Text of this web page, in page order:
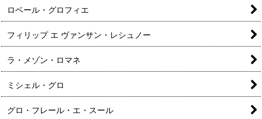
ロベール・グロフィエ
フィリップ エ ヴァンサン・レシュノー
ラ・メゾン・ロマネ
ミシェル・グロ
グロ・フレール・エ・スール